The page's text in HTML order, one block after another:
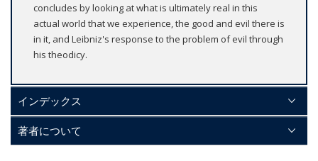
concludes by looking at what is ultimately real in this
actual world that we experience, the good and evil there is
in it, and Leibniz's response to the problem of evil through
his theodicy.
インデックス
著者について